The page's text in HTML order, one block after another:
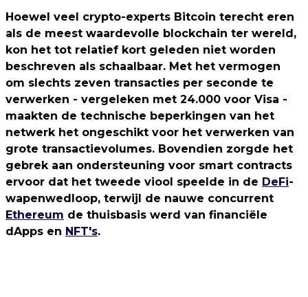
Hoewel veel crypto-experts Bitcoin terecht eren
als de meest waardevolle blockchain ter wereld,
kon het tot relatief kort geleden niet worden
beschreven als schaalbaar. Met het vermogen
om slechts zeven transacties per seconde te
verwerken - vergeleken met 24.000 voor Visa -
maakten de technische beperkingen van het
netwerk het ongeschikt voor het verwerken van
grote transactievolumes. Bovendien zorgde het
gebrek aan ondersteuning voor smart contracts
ervoor dat het tweede viool speelde in de DeFi-
wapenwedloop, terwijl de nauwe concurrent
Ethereum de thuisbasis werd van financiële
dApps en NFT's.